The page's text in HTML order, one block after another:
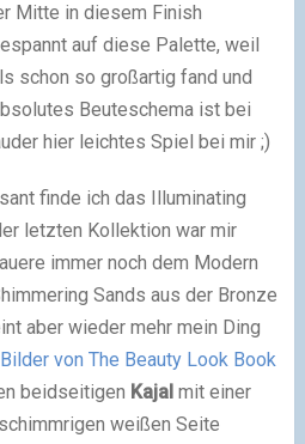
Mitte in diesem Finish
auf diese Palette, weil
schon so großartig fand und
Beuteschema ist bei
hier leichtes Spiel bei mir ;)
finde ich das Illuminating
letzten Kollektion war mir
immer noch dem Modern
Sands aus der Bronze
aber wieder mehr mein Ding
Bilder von The Beauty Look Book
beidseitigen Kajalmit einer
weißen Seite